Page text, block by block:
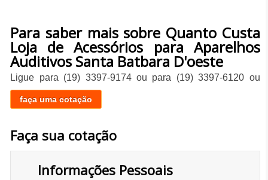
Para saber mais sobre Quanto Custa
Loja de Acessórios para Aparelhos
Auditivos Santa Batbara D'oeste
Ligue para (19) 3397-9174ou para (19) 3397-6120 ou
faça uma cotação
Faça sua cotação
Informações Pessoais